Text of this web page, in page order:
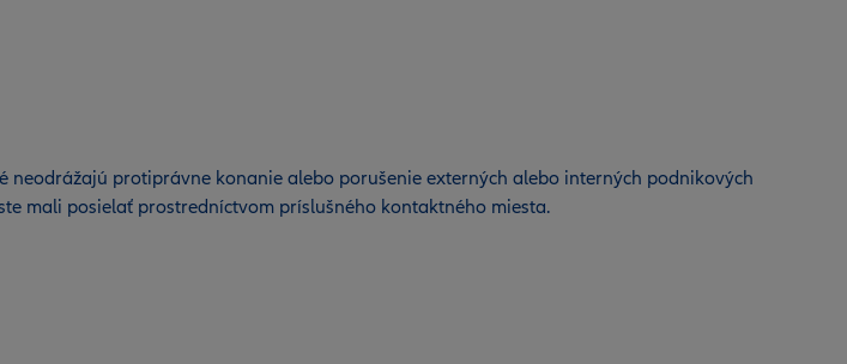
protiprávne konanie alebo porušenie externých alebo interných podnikových
mali posielať prostredníctvom príslušného kontaktného miesta.